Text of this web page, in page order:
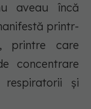
aveau încă
printr-
printre care
concentrare
respiratorii și